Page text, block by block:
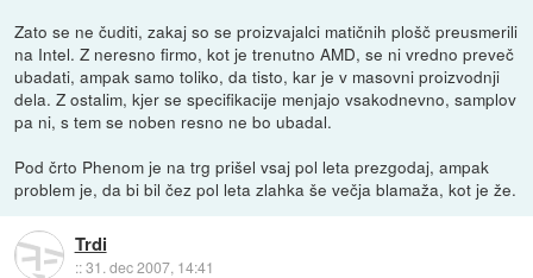
Zato se ne čuditi, zakaj so se proizvajalci matičnih plošč preusmerili
na Intel. Z neresno firmo, kot je trenutno AMD, se ni vredno preveč
ubadati, ampak samo toliko, da tisto, kar je v masovni proizvodnji
dela. Z ostalim, kjer se specifikacije menjajo vsakodnevno, samplov
pa ni, s tem se noben resno ne bo ubadal.
Pod črto Phenom je na trg prišel vsaj pol leta prezgodaj, ampak
problem je, da bi bil čez pol leta zlahka še večja blamaža, kot je že.
Trdi
::31. dec 2007, 14:41